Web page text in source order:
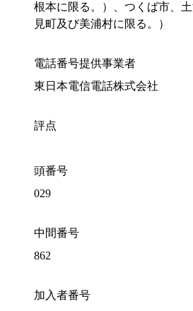
根本に限る。）、つくば市、
見町及び美浦村に限る。）
電話番号提供事業者
東日本電信電話株式会社
評点
頭番号
029
中間番号
862
加入者番号